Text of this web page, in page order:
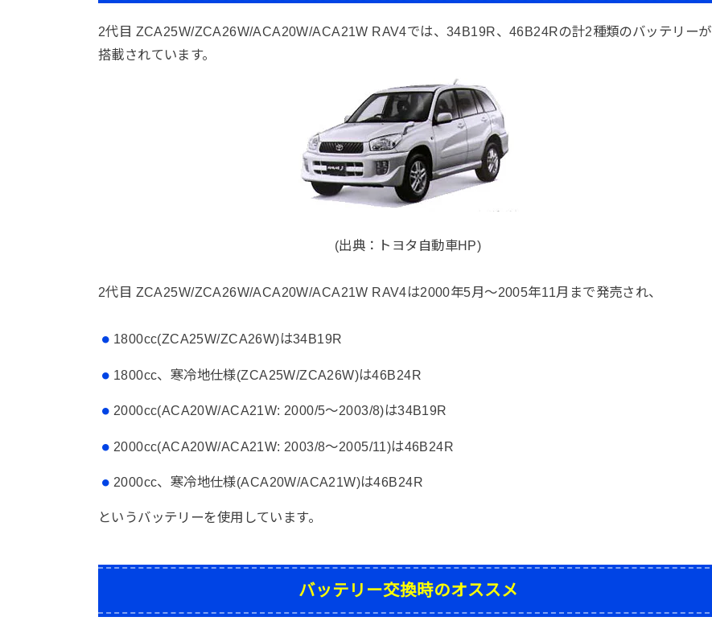
2代目 ZCA25W/ZCA26W/ACA20W/ACA21W RAV4では、34B19R、46B24Rの計2種類のバッテリーが
搭載されています。
(出典：トヨタ自動車HP)
2代目 ZCA25W/ZCA26W/ACA20W/ACA21W RAV4は2000年5月～2005年11月まで発売され、
1800cc(ZCA25W/ZCA26W)は34B19R
1800cc、寒冷地仕様(ZCA25W/ZCA26W)は46B24R
2000cc(ACA20W/ACA21W: 2000/5～2003/8)は34B19R
2000cc(ACA20W/ACA21W: 2003/8～2005/11)は46B24R
2000cc、寒冷地仕様(ACA20W/ACA21W)は46B24R
というバッテリーを使用しています。
バッテリー交換時のオススメ